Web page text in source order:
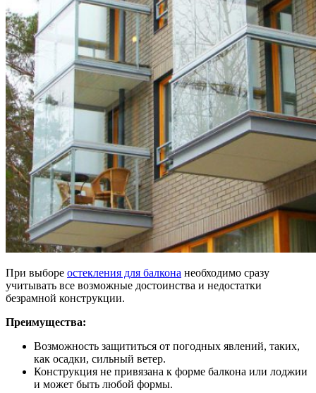
При выборе остекления для балкона необходимо сразу
учитывать все возможные достоинства и недостатки
безрамной конструкции.
Преимущества:
Возможность защититься от погодных явлений, таких,
как осадки, сильный ветер.
Конструкция не привязана к форме балкона или лоджии
и может быть любой формы.